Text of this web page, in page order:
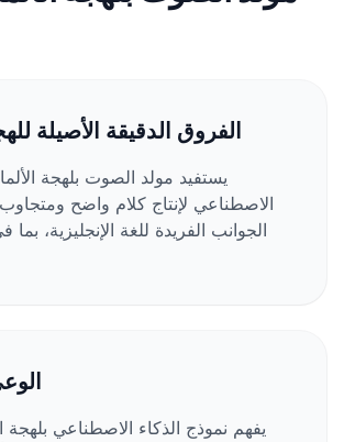
الفروق الدقيقة الأصيلة
يستفيد مولد الصوت بلهجة
الاصطناعي لإنتاج كلام واضح ومتجاوب
الجوانب الفريدة للغة الإنجليزية، بما
يفهم نموذج الذكاء الاصطناعي بلهجة